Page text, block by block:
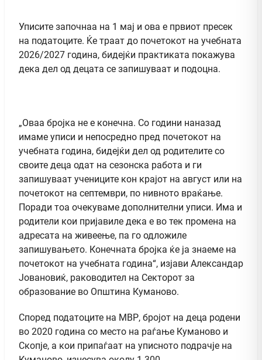
Уписите започнаа на 1 мај и ова е првиот пресек
на податоците. Ќе траат до почетокот на учебната
2026/2027 година, бидејќи практиката покажува
дека дел од децата се запишуваат и подоцна.
„Оваа бројка не е конечна. Со години наназад
имаме уписи и непосредно пред почетокот на
учебната година, бидејќи дел од родителите со
своите деца одат на сезонска работа и ги
запишуваат учениците кон крајот на август или на
почетокот на септември, по нивното враќање.
Поради тоа очекуваме дополнителни уписи. Има и
родители кои пријавиле дека е во тек промена на
адресата на живеење, па го одложиле
запишувањето. Конечната бројка ќе ја знаеме на
почетокот на учебната година“, изјави Александар
Јовановиќ, раководител на Секторот за
образование во Општина Куманово.
Според податоците на МВР, бројот на деца родени
во 2020 година со место на раѓање Куманово и
Скопје, а кои припаѓаат на уписното подрачје на